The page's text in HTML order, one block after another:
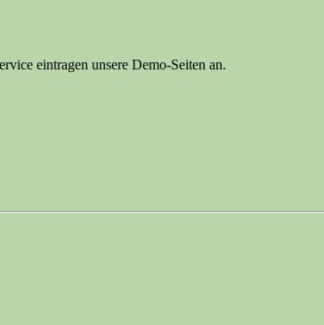
eintragen unsere Demo-Seiten an.